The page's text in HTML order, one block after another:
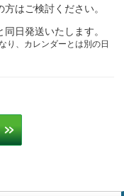
はご検討ください。
日発送いたします。
り、カレンダーとは別の日